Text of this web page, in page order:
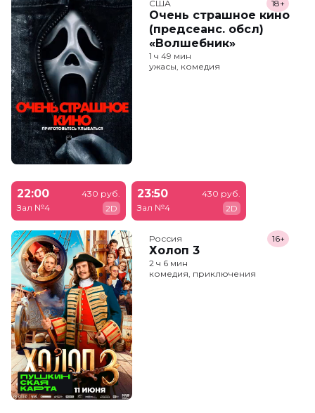
США
Очень страшное кино
(предсеанс. обсл)
«Волшебник»
18+
1 ч 49 мин
ужасы, комедия
22:00
Зал №4
430 руб.
2D
23:50
Зал №4
430 руб.
2D
Россия
Холоп 3
16+
2 ч 6 мин
комедия, приключения